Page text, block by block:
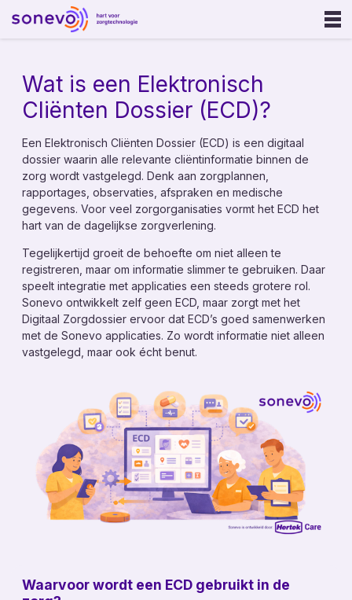
Gehandicaptenzorg
Onze oplossing
Sonevo Touchpoints
Sonevo App
Sonevo Inzicht
Sonevo Portal
Zorgalarmering
Toezichthoudende domotica
Persoonsbeveiliging
Leefstijlmonitoring
Stille ontruiming (NEN 2575-4)
Toegangsbeheer
Diensten
Wat is een Elektronisch
Cliënten Dossier (ECD)?
Een Elektronisch Cliënten Dossier (ECD) is een digitaal
dossier waarin alle relevante cliëntinformatie binnen de
zorg wordt vastgelegd. Denk aan zorgplannen,
rapportages, observaties, afspraken en medische
gegevens. Voor veel zorgorganisaties vormt het ECD het
hart van de dagelijkse zorgverlening.
Tegelijkertijd groeit de behoefte om niet alleen te
registreren, maar om informatie slimmer te gebruiken. Daar
speelt integratie met applicaties een steeds grotere rol.
Sonevo ontwikkelt zelf geen ECD, maar zorgt met het
Digitaal Zorgdossier ervoor dat ECD’s goed samenwerken
met de Sonevo applicaties. Zo wordt informatie niet alleen
vastgelegd, maar ook écht benut.
Waarvoor wordt een ECD gebruikt in de